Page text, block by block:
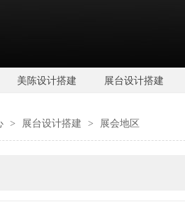
美陈设计搭建 展台设计搭建
> 展台设计搭建 > 展会地区